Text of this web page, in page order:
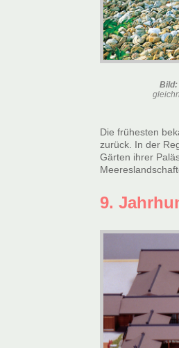
Bild:
Die frühesten
zurück. In der
Gärten ihrer
9.